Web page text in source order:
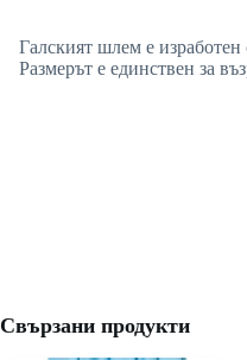
Галският шлем е изработен
Размерът е единствен за
Свързани продукти